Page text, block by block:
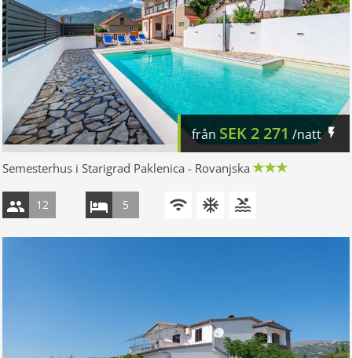
från SEK 2 271 /natt
Semesterhus i Starigrad Paklenica - Rovanjska
12 5